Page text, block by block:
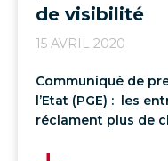
de visibilité
15 AVRIL 2020
Communiqué de
l’Etat (PGE) : les
réclament plus de